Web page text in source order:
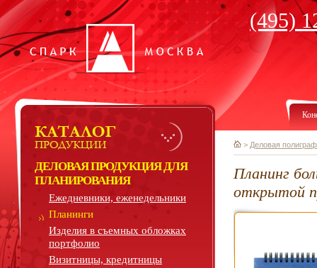
(495)
ДЕЛОВАЯ ПРОДУКЦИЯ ДЛЯ
ПЛАНИРОВАНИЯ
Ежедневники, еженедельники
Планинги
Изделия в съемных обложках
портфолио
Визитницы, кредитницы
> Деловая
Планинг
открытой